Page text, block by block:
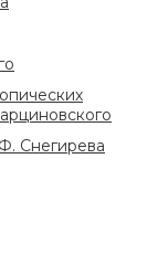
Снегирева